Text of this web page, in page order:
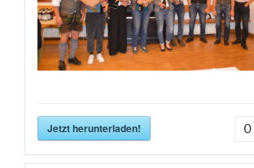
Jetzt herunterladen! 0